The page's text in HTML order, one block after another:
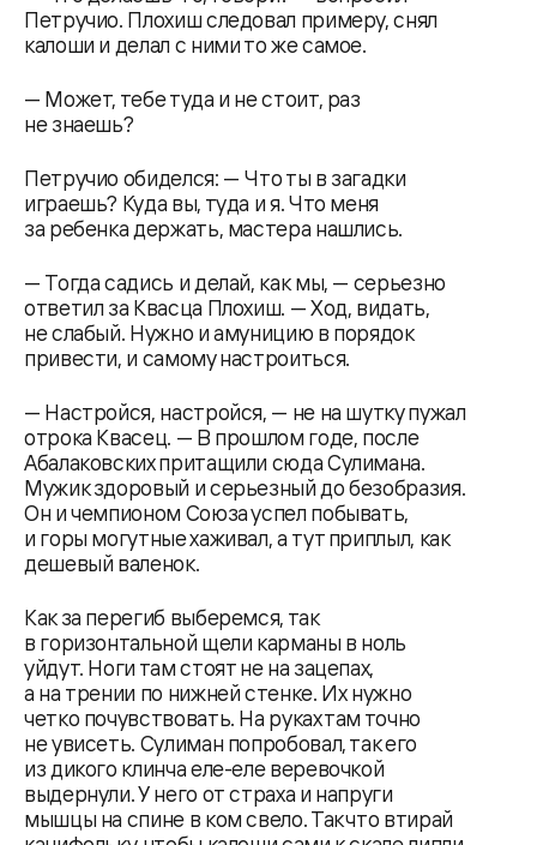
Петручио. Плохиш следовал примеру, снял
калоши и делал с ними то же самое.
— Может, тебе туда и не стоит, раз
не знаешь?
Петручио обиделся: — Что ты в загадки
играешь? Куда вы, туда и я. Что меня
за ребенка держать, мастера нашлись.
— Тогда садись и делай, как мы, — серьезно
ответил за Квасца Плохиш. — Ход, видать,
не слабый. Нужно и амуницию в порядок
привести, и самому настроиться.
— Настройся, настройся, — не на шутку пужал
отрока Квасец. — В прошлом годе, после
Абалаковских притащили сюда Сулимана.
Мужик здоровый и серьезный до безобразия.
Он и чемпионом Союза успел побывать,
и горы могутные хаживал, а тут приплыл, как
дешевый валенок.
Как за перегиб выберемся, так
в горизонтальной щели карманы в ноль
уйдут. Ноги там стоят не на зацепах,
а на трении по нижней стенке. Их нужно
четко почувствовать. На руках там точно
не увисеть. Сулиман попробовал, так его
из дикого клинча еле-еле веревочкой
выдернули. У него от страха и напруги
мышцы на спине в ком свело. Так что втирай